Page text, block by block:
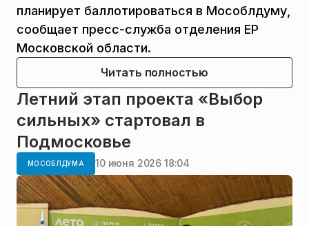
планирует баллотироваться в Мособлдуму,
сообщает пресс-служба отделения ЕР
Московской области.
Читать полностью
Летний этап проекта «Выбор
сильных» стартовал в
Подмосковье
МОСОБЛДУМА 10 июня 2026 18:04